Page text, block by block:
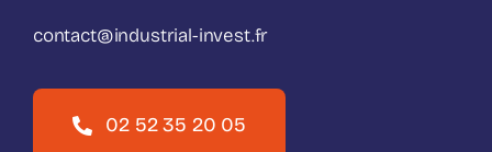
contact@industrial-invest.fr
02 52 35 20 05